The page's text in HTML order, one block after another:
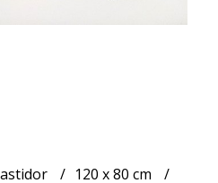
120 x 80 cm